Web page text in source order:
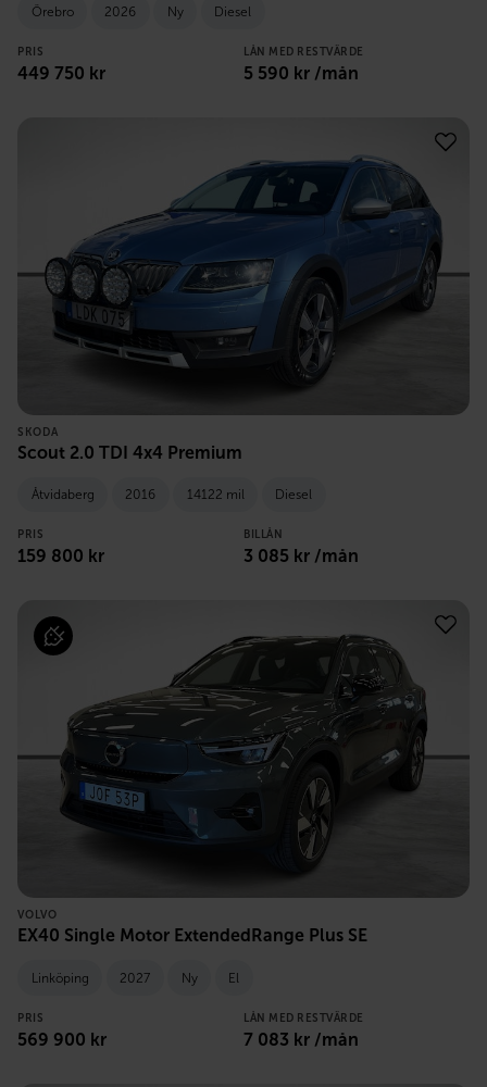
Örebro 2026 Ny Diesel
PRIS
449 750 kr
LÅN MED RESTVÄRDE
5 590 kr /mån
SKODA
Scout 2.0 TDI 4x4 Premium
Åtvidaberg 2016 14122 mil Diesel
PRIS
159 800 kr
BILLÅN
3 085 kr /mån
VOLVO
EX40 Single Motor ExtendedRange Plus SE
Linköping 2027 Ny El
PRIS
569 900 kr
LÅN MED RESTVÄRDE
7 083 kr /mån